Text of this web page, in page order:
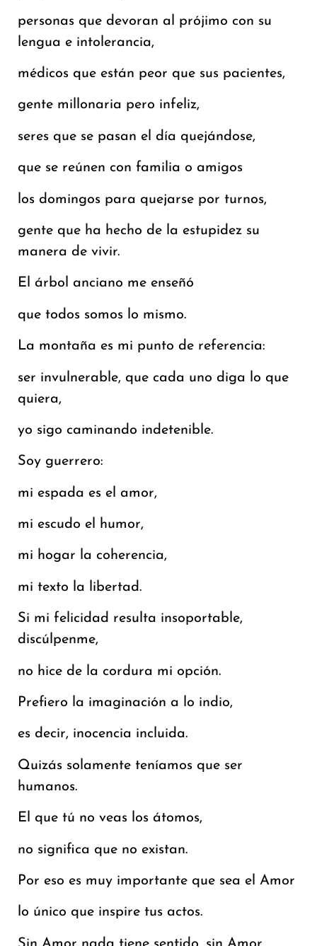
personas que devoran al prójimo con su
lengua e intolerancia,
médicos que están peor que sus pacientes,
gente millonaria pero infeliz,
seres que se pasan el día quejándose,
que se reúnen con familia o amigos
los domingos para quejarse por turnos,
gente que ha hecho de la estupidez su
manera de vivir.
El árbol anciano me enseñó
que todos somos lo mismo.
La montaña es mi punto de referencia:
ser invulnerable, que cada uno diga lo que
quiera,
yo sigo caminando indetenible.
Soy guerrero:
mi espada es el amor,
mi escudo el humor,
mi hogar la coherencia,
mi texto la libertad.
Si mi felicidad resulta insoportable,
discúlpenme,
no hice de la cordura mi opción.
Prefiero la imaginación a lo indio,
es decir, inocencia incluida.
Quizás solamente teníamos que ser
humanos.
El que tú no veas los átomos,
no significa que no existan.
Por eso es muy importante que sea el Amor
lo único que inspire tus actos.